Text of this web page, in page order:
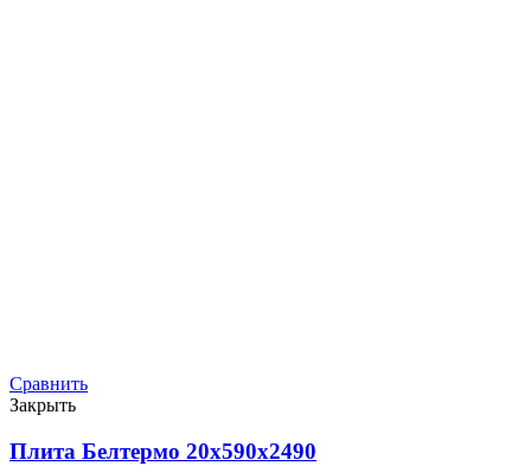
Сравнить
Закрыть
Плита Белтермо 20х590х2490